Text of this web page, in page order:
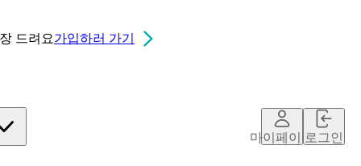
드려요가입하러 가기
마이페이지로그인